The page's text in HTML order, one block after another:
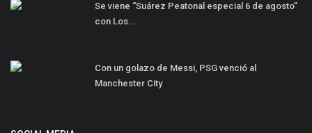
Se viene “Suárez Peatonal especial 6 de agosto”
con Los...
Con un golazo de Messi, PSG venció al
Manchester City